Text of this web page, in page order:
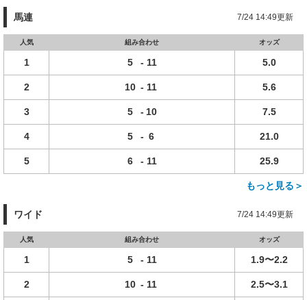
馬連 7/24 14:49更新
人気 組み合わせ オッズ
1 5 - 11 5.0
2 10 - 11 5.6
3 5 - 10 7.5
4 5 - 6 21.0
5 6 - 11 25.9
もっと見る＞
ワイド 7/24 14:49更新
人気 組み合わせ オッズ
1 5 - 11 1.9〜2.2
2 10 - 11 2.5〜3.1